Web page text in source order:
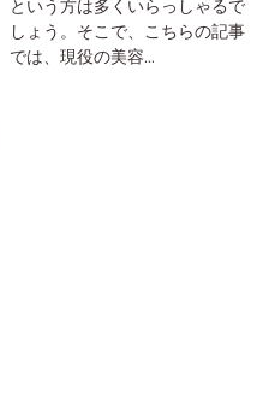
という方は多くいらっしゃるで
しょう。そこで、こちらの記事
では、現役の美容...